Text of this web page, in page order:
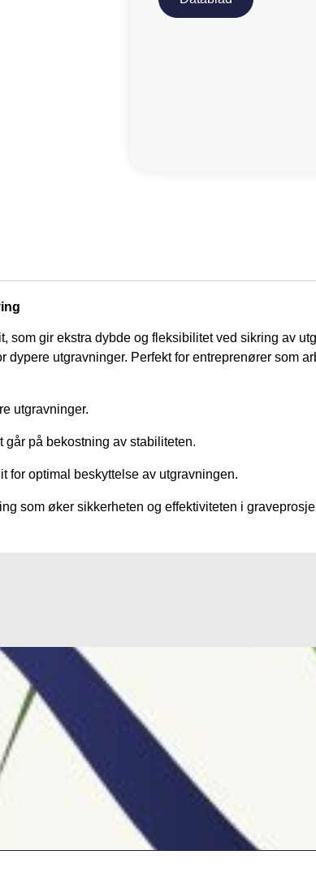
som gir ekstra dybde og fleksibilitet ved sikring av
utgravninger. Perfekt for entreprenører som
utgravninger.
går på bekostning av stabiliteten.
for optimal beskyttelse av utgravningen.
som øker sikkerheten og effektiviteten i